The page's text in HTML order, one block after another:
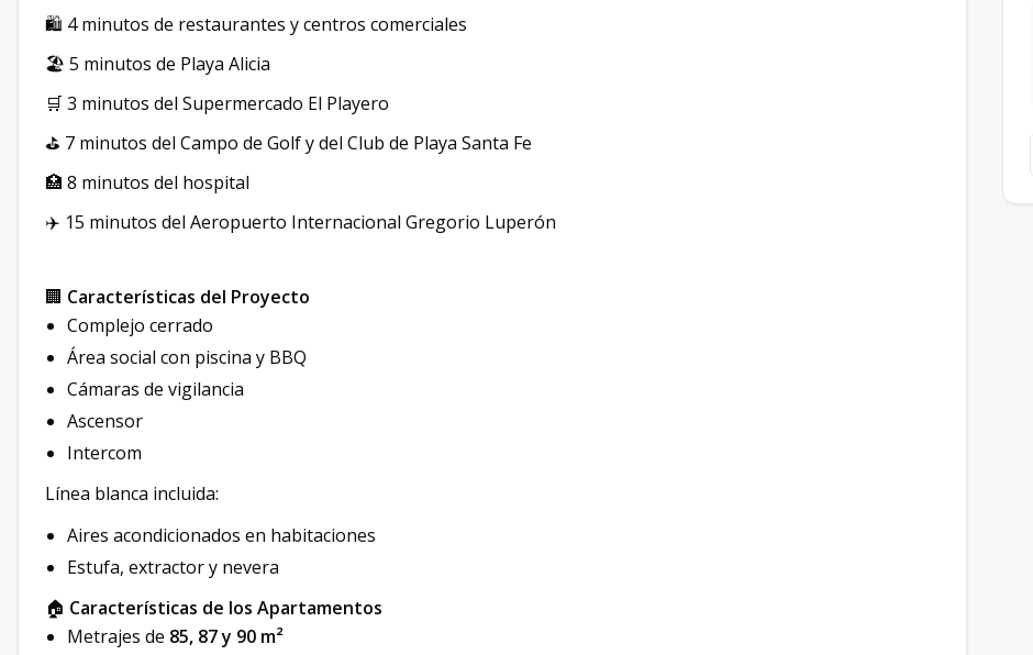
🛍️ 4 minutos de restaurantes y centros comerciales
🏖️ 5 minutos de Playa Alicia
🛒 3 minutos del Supermercado El Playero
⛳ 7 minutos del Campo de Golf y del Club de Playa Santa Fe
🏥 8 minutos del hospital
✈️ 15 minutos del Aeropuerto Internacional Gregorio Luperón
🏢 Características del Proyecto
Complejo cerrado
Área social con piscina y BBQ
Cámaras de vigilancia
Ascensor
Intercom
Línea blanca incluida:
Aires acondicionados en habitaciones
Estufa, extractor y nevera
🏠 Características de los Apartamentos
Metrajes de 85, 87 y 90 m²